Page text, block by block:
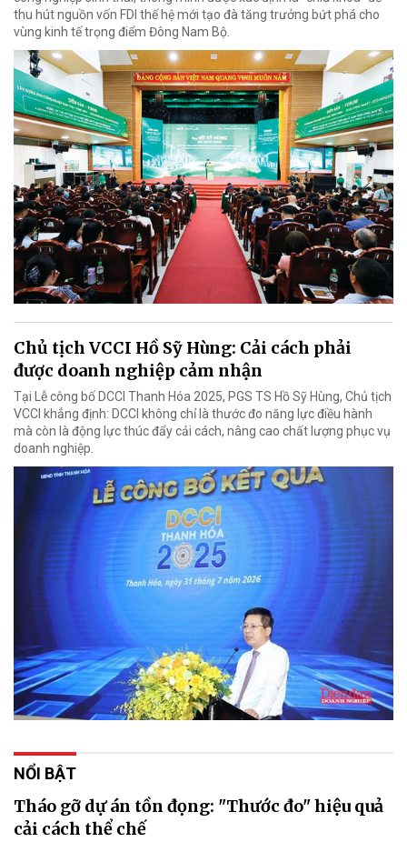
thu hút nguồn vốn FDI thế hệ mới tạo đà tăng trưởng bứt phá cho
vùng kinh tế trọng điểm Đông Nam Bộ.
Chủ tịch VCCI Hồ Sỹ Hùng: Cải cách phải
được doanh nghiệp cảm nhận
Tại Lễ công bố DCCI Thanh Hóa 2025, PGS TS Hồ Sỹ Hùng, Chủ tịch
VCCI khẳng định: DCCI không chỉ là thước đo năng lực điều hành
mà còn là động lực thúc đẩy cải cách, nâng cao chất lượng phục vụ
doanh nghiệp.
NỔI BẬT
Tháo gỡ dự án tồn đọng: "Thước đo" hiệu quả
cải cách thể chế